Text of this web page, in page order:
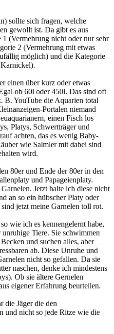
sollte sich fragen, welche
gewollt ist. Da gibt es aus
(Vermehrung nicht oder nur sehr
2 (Vermehrung mit etwas
möglich) und die Kategorie
einen über kurz oder etwas
ob 60l oder 450l. Das sind oft
B. YouTube die Aquarien total
Portalen niemand
einen Fisch los
Platys, Schwertträger und
achten, das es wenig Baby-
wie Salmler mit dabei sind
wird.
80er und Ende der 80er in den
und Papageienplaty.
Jetzt halte ich diese nicht
an so ein hübscher Platy oder
jetzt meine Garnelen toll rot.
wie ich es kennengelernt habe,
Tiere. Sie schwimmen
und suchen alles, aber
ab. Diese Unruhe und
nicht so gefallen. Da sie
naschen, denke ich mindestens
Ob sie ältere Gernelen
eigener Erfahrung beurteilen.
die Jäger die den
und nicht so jede Ritze wie die